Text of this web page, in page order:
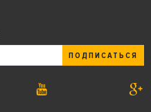
ПОДПИСАТЬСЯ